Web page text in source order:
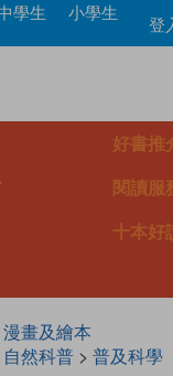
學生
小學生
登
好書推
閱讀服
十本好
漫畫及繪本
自然科普> 普及科學